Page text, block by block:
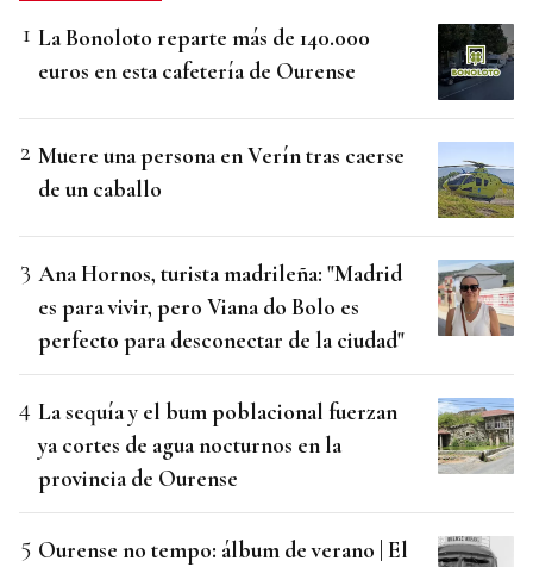
La Bonoloto reparte más de 140.000
euros en esta cafetería de Ourense
Muere una persona en Verín tras caerse
de un caballo
Ana Hornos, turista madrileña: "Madrid
es para vivir, pero Viana do Bolo es
perfecto para desconectar de la ciudad"
La sequía y el bum poblacional fuerzan
ya cortes de agua nocturnos en la
provincia de Ourense
Ourense no tempo: álbum de verano | El